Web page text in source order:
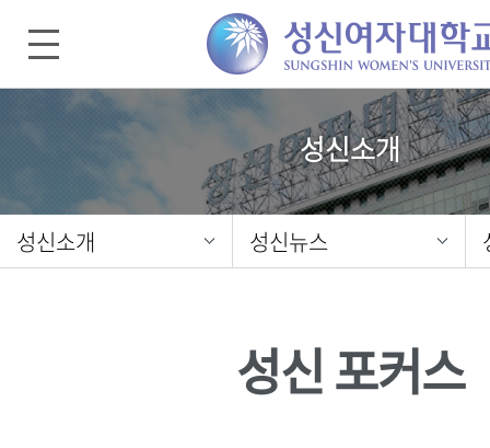
성신소개
성신소개 성신뉴스
성신 포커스